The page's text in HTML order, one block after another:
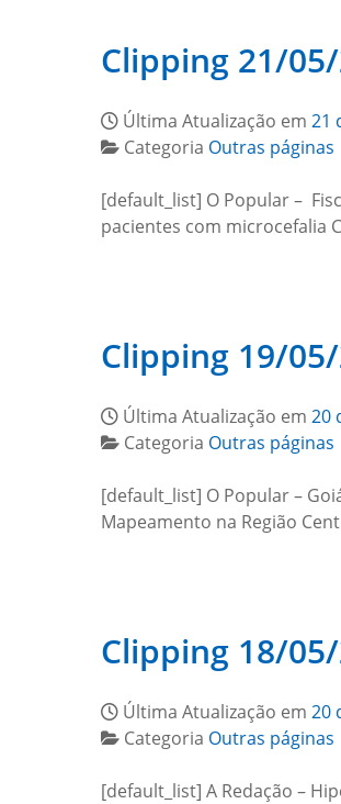
Clipping 21/
Última Atualização em 21
Categoria Outras páginas
[default_list] O Popular –
pacientes com microcefalia
Clipping 19/
Última Atualização em 20
Categoria Outras páginas
[default_list] O Popular –
Mapeamento na Região
Clipping 18/
Última Atualização em 20
Categoria Outras páginas
[default_list] A Redação –